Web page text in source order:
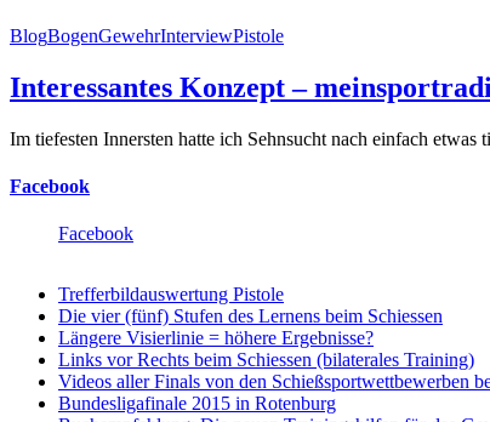
BlogBogenGewehrInterviewPistole
Interessantes Konzept –
Im tiefesten Innersten hatte ich Sehnsucht nach einfach
Facebook
Facebook
Trefferbildauswertung Pistole
Die vier (fünf) Stufen des Lernens beim Schiessen
Längere Visierlinie = höhere Ergebnisse?
Links vor Rechts beim Schiessen (bilaterales Training)
Videos aller Finals von den Schießsportwettbewerben
Bundesligafinale 2015 in Rotenburg